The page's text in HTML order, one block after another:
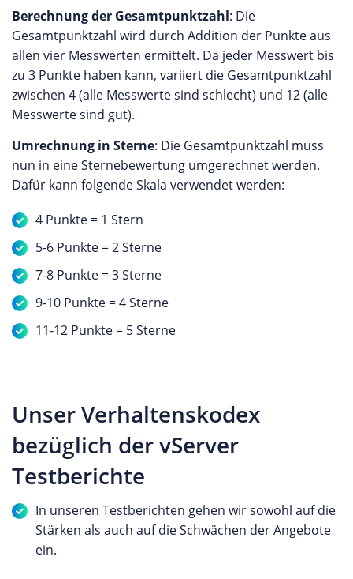
Berechnung der Gesamtpunktzahl: Die
Gesamtpunktzahl wird durch Addition der Punkte aus
allen vier Messwerten ermittelt. Da jeder Messwert bis
zu 3 Punkte haben kann, variiert die Gesamtpunktzahl
zwischen 4 (alle Messwerte sind schlecht) und 12 (alle
Messwerte sind gut).
Umrechnung in Sterne: Die Gesamtpunktzahl muss
nun in eine Sternebewertung umgerechnet werden.
Dafür kann folgende Skala verwendet werden:
4 Punkte = 1 Stern
5-6 Punkte = 2 Sterne
7-8 Punkte = 3 Sterne
9-10 Punkte = 4 Sterne
11-12 Punkte = 5 Sterne
Unser Verhaltenskodex
bezüglich der vServer
Testberichte
In unseren Testberichten gehen wir sowohl auf die
Stärken als auch auf die Schwächen der Angebote
ein.